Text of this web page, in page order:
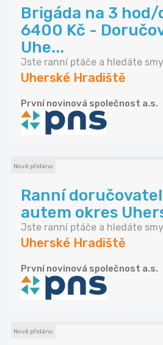
Brigáda na 3 hod/
6400 Kč -
Uhe...
Jste ranní ptáče a hledáte
Uherské Hradiště
První novinová společnost a.s.
Nově přidáno
Ranní
autem okres
Jste ranní ptáče a hledáte
Uherské Hradiště
První novinová společnost a.s.
Nově přidáno